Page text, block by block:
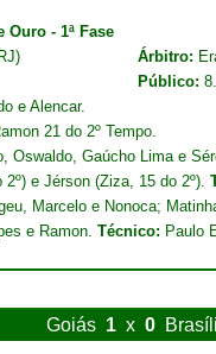
Ouro - 1ª Fase
Árbitro:
Público:
e Alencar.
21 do 2º Tempo.
Oswaldo, Gaúcho Lima e
e Jérson (Ziza, 15 do 2º).
Marcelo e Nonoca;
e Ramon. Técnico: Paulo
Goiás 1 x 0